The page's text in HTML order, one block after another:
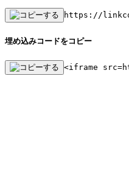
https://
埋め込みコードをコピー
<iframe